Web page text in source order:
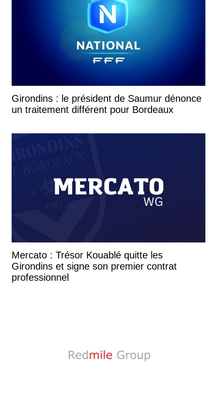
Girondins : le président de Saumur dénonce
un traitement différent pour Bordeaux
Mercato : Trésor Kouablé quitte les
Girondins et signe son premier contrat
professionnel